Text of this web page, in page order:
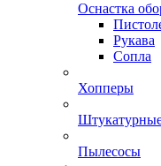
Оснастка
Рукава
Сопла
Хопперы
Пылесосы